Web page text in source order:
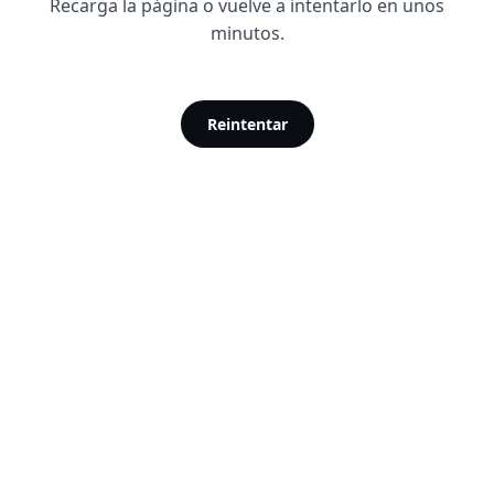
Recarga la página o vuelve a intentarlo en unos
minutos.
Reintentar